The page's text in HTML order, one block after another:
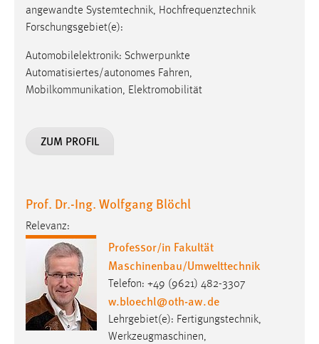
angewandte Systemtechnik, Hochfrequenztechnik
Forschungsgebiet(e):
Automobilelektronik: Schwerpunkte
Automatisiertes/autonomes Fahren,
Mobilkommunikation, Elektromobilität
ZUM PROFIL
Prof. Dr.-Ing. Wolfgang Blöchl
Relevanz:
Professor/in Fakultät
Maschinenbau/Umwelttechnik
Telefon: +49 (9621) 482-3307
w.bloechl@oth-aw.de
Lehrgebiet(e): Fertigungstechnik,
Werkzeugmaschinen,
Zweck:
Das Cookie speichert die gewählte Sprache der Website.
Cookie Laufzeit:
30 Tage
Name:
Zweck:
Wird benötigt um die Chatfunktion nutzen zu können.
Cookie Laufzeit:
MibewSessionID, mibew-chat-frame-style-
5e9dbeb1811c0446 = Sitzungslaufzeit, mibew_locale = 3
Jahre, MIBEW_UserID = 1 Jahr
Login